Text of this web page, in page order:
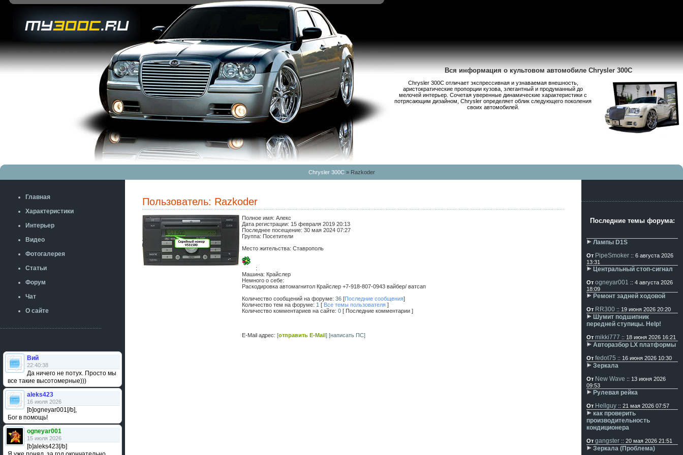
Вся информация о культовом автомобиле Chrysler 300C
Chrysler 300С отличает экспрессивная и узнаваемая внешность,
аристократические пропорции кузова, элегантный и продуманный до
мелочей интерьер. Сочетая уверенные динамические характеристики с
потрясающим дизайном, Chrysler определяет облик следующего поколения
своих автомобилей.
Chrysler 300C» Razkoder
Главная
Характеристики
Интерьер
Видео
Фотогалерея
Статьи
Форум
Чат
О сайте
Вий
22:40:38
Да ничего не потух. Просто мы
все такие высотомерные)))
aleks423
16 июля 2026
[b]ogneyar001[/b],
Бог в помощь!
ogneyar001
15 июля 2026
[b]aleks423[/b]
Пользователь: Razkoder
Полное имя:Алекс
Дата регистрации: 15 февраля 2019 20:13
Последнее посещение:30 мая 2024 07:27
Группа: Посетители
Место жительства:Ставрополь
:
Машина: Крайслер
Немного о себе:
Раскодировка автомагнитол Крайслер +7-918-807-0943 вайбер/ ватсап
Количество сообщений на форуме:36 [Последние сообщения]
Количество тем на форуме: 1 [ Все темы пользователя ]
Количество комментариев на сайте:0 [ Последние комментарии ]
E-Mail адрес:[отправить E-Mail] [написать ПС]
Последние темы форума:
Лампы D1S
От PipeSmoker :: 6 августа 2026
13:31
Центральный стоп-сигнал
От ogneyar001 :: 4 августа 2026
18:09
Ремонт задней ходовой
От RR300 :: 19 июня 2026 20:20
Шумит подшипник
передней ступицы. Help!
От mikki777 :: 18 июня 2026 16:21
Авторазбор LX платформы
От fedot75 :: 16 июня 2026 10:30
Зеркала
От New Wave :: 13 июня 2026
09:53
Рулевая рейка
От Hellguy :: 21 мая 2026 07:57
как проверить
производительность
кондиционера
От gangster :: 20 мая 2026 21:51
Зеркала (Проблема)